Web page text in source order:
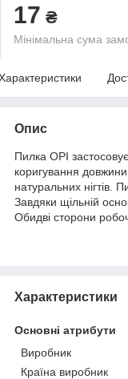
17 ₴
Мінімальна сума
Опис
Пилка OPI
коригування
натуральних нігтів.
Завдяки щільній
Обидві сторони
Характеристики
Основні атрибути
Виробник
Країна виробник